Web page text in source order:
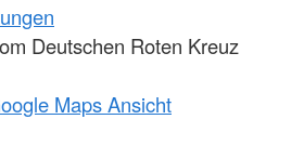
Deutschen Roten Kreuz
Maps Ansicht